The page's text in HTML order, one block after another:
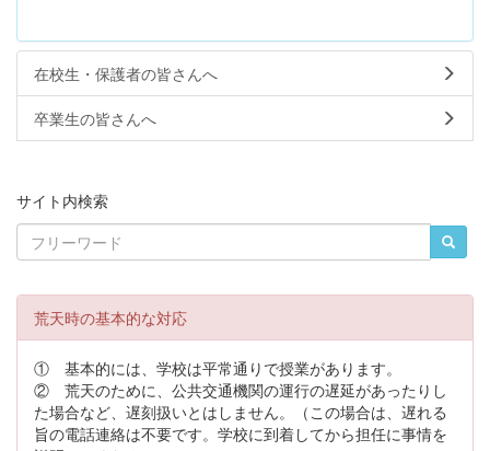
在校生・保護者の皆さんへ
卒業生の皆さんへ
サイト内検索
荒天時の基本的な対応
① 基本的には、学校は平常通りで授業があります。
② 荒天のために、公共交通機関の運行の遅延があったりし
た場合など、遅刻扱いとはしません。（この場合は、遅れる
旨の電話連絡は不要です。学校に到着してから担任に事情を